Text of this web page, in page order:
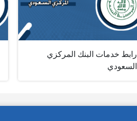
رابط خدمات البنك المركزي
السعودي